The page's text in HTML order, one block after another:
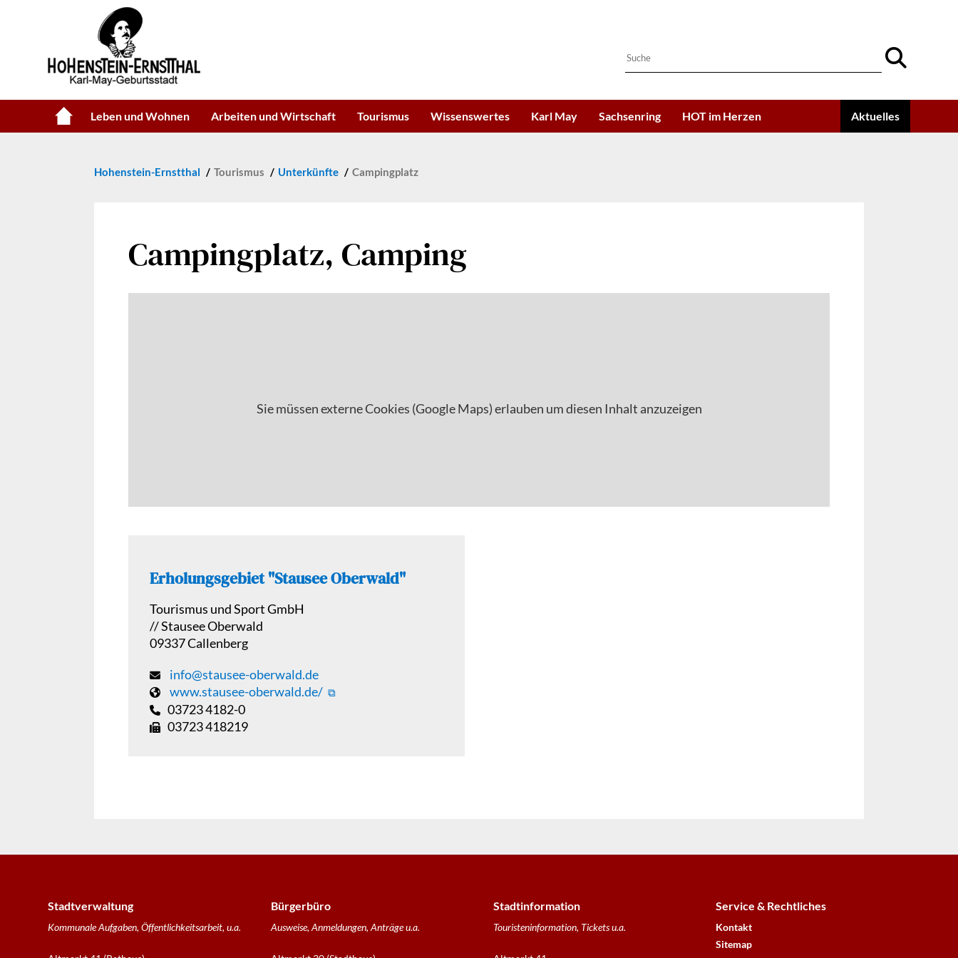
Leben und Wohnen Arbeiten und Wirtschaft Tourismus Wissenswertes Karl May Sachsenring HOT im Herzen Aktuelles
Hohenstein-Ernstthal Tourismus Unterkünfte Campingplatz
Campingplatz, Camping
Sie müssen externe Cookies (Google Maps) erlauben um diesen Inhalt anzuzeigen
Erholungsgebiet "Stausee Oberwald"
Tourismus und Sport GmbH
//Stausee Oberwald
09337Callenberg
info@stausee-oberwald.de
www.stausee-oberwald.de/
03723 4182-0
03723 418219
Stadtverwaltung
Kommunale Aufgaben, Öffentlichkeitsarbeit, u.a.
Bürgerbüro
Ausweise, Anmeldungen, Anträge u.a.
Stadtinformation
Touristeninformation, Tickets u.a.
Service & Rechtliches
Kontakt
Sitemap